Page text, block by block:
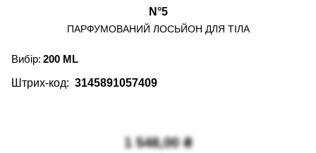
N°5
ПАРФУМОВАНИЙ ЛОСЬЙОН ДЛЯ ТІЛА
Вибір: 200 ML
Штрих-код: 3145891057409
1 548,00₴